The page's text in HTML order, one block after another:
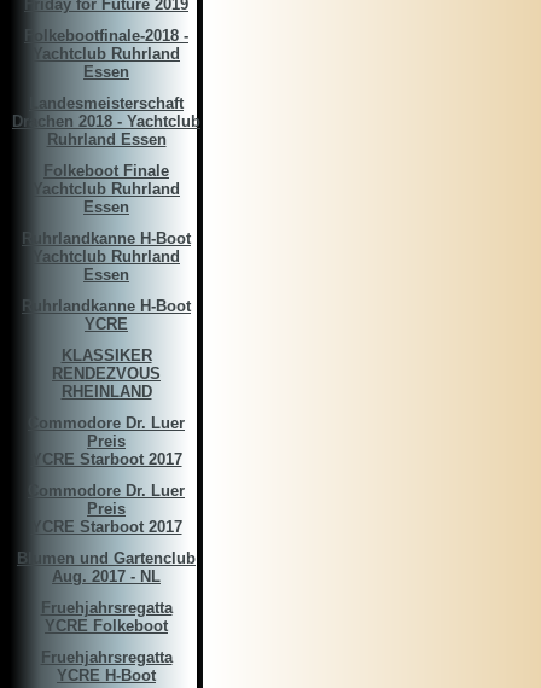
Friday for Future 2019
Folkebootfinale-2018 -
Yachtclub Ruhrland
Essen
Landesmeisterschaft
Drachen 2018 - Yachtclub
Ruhrland Essen
Folkeboot Finale
Yachtclub Ruhrland
Essen
Ruhrlandkanne H-Boot
Yachtclub Ruhrland
Essen
Ruhrlandkanne H-Boot
YCRE
KLASSIKER
RENDEZVOUS
RHEINLAND
Commodore Dr. Luer
Preis
YCRE Starboot 2017
Commodore Dr. Luer
Preis
YCRE Starboot 2017
Blumen und Gartenclub
Aug. 2017 - NL
Fruehjahrsregatta
YCRE Folkeboot
Fruehjahrsregatta
YCRE H-Boot